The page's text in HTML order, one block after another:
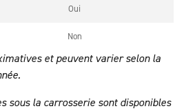
Oui
Non
et peuvent varier selon la
sous la carrosserie sont disponibles